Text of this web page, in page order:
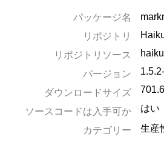
パッケージ名
リポジトリ
リポジトリソース
バージョン
ダウンロードサイズ
ソースコードは入手可か はい
カテゴリー
生産